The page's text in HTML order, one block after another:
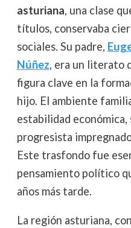
asturiana, una clase
títulos, conservaba
sociales. Su padre,
Núñez, era un literato
figura clave en la
hijo. El ambiente
estabilidad
progresista
Este trasfondo fue
pensamiento político
años más tarde.
La región asturiana,